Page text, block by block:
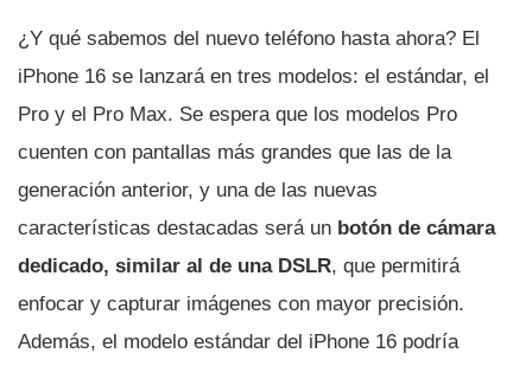
¿Y qué sabemos del nuevo teléfono hasta ahora? El
iPhone 16 se lanzará en tres modelos: el estándar, el
Pro y el Pro Max. Se espera que los modelos Pro
cuenten con pantallas más grandes que las de la
generación anterior, y una de las nuevas
características destacadas será un botón de cámara
dedicado, similar al de una DSLR, que permitirá
enfocar y capturar imágenes con mayor precisión.
Además, el modelo estándar del iPhone 16 podría